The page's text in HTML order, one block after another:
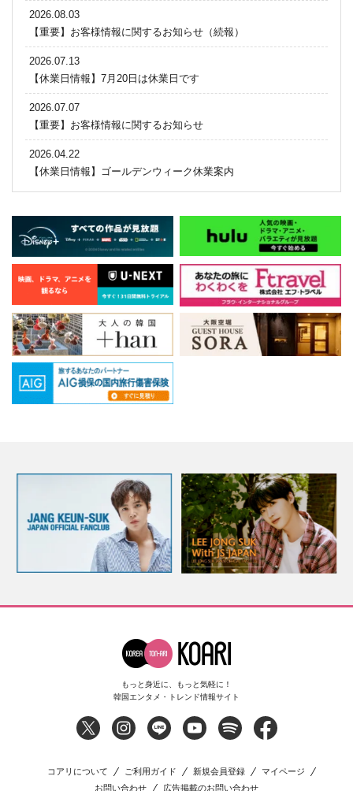
2026.08.03
【重要】お客様情報に関するお知らせ（続報）
2026.07.13
【休業日情報】7月20日は休業日です
2026.07.07
【重要】お客様情報に関するお知らせ
2026.04.22
【休業日情報】ゴールデンウィーク休業案内
もっと身近に、もっと気軽に！
韓国エンタメ・トレンド情報サイト
コアリについて ご利用ガイド 新規会員登録
マイページ
お問い合わせ
広告掲載のお問い合わせ